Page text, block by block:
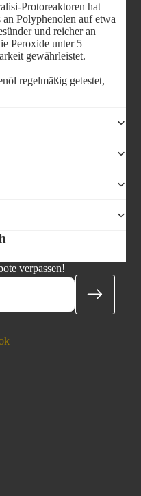
Protoreaktoren hat
Polyphenolen auf etwa
und reicher an
Peroxide unter 5
gewährleistet.
regelmäßig getestet,
verpassen!